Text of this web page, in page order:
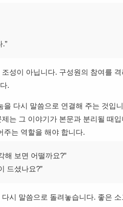
성이 아닙니다. 구성원의 참여를
.
을 다시 말씀으로 연결해 주는 것입
는 그 이야기가 본문과 분리될 때
주는 역할을 해야 합니다.
해 보면 어떨까요?”
드셨나요?”
시 말씀으로 돌려놓습니다. 좋은